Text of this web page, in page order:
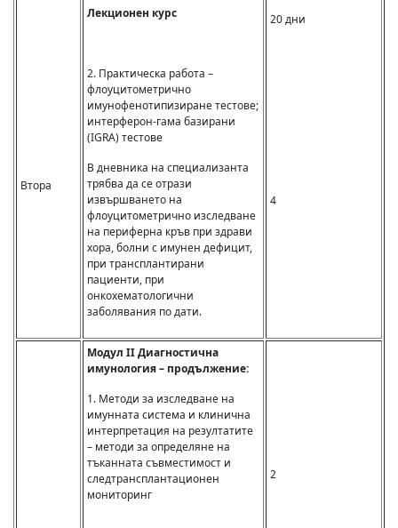
Втора
Лекционен курс
2. Практическа работа –
флоуцитометрично
имунофенотипизиране тестове;
интерферон-гама базирани
(IGRA) тестове
В дневника на специализанта
трябва да се отрази
извършването на
флоуцитометрично изследване
на периферна кръв при здрави
хора, болни с имунен дефицит,
при трансплантирани
пациенти, при
онкохематологични
заболявания по дати.
20 дни
4
Модул II Диагностична
имунология – продължение:
1. Методи за изследване на
имунната система и клинична
интерпретация на резултатите
– методи за определяне на
тъканната съвместимост и
следтрансплантационен
мониторинг
2